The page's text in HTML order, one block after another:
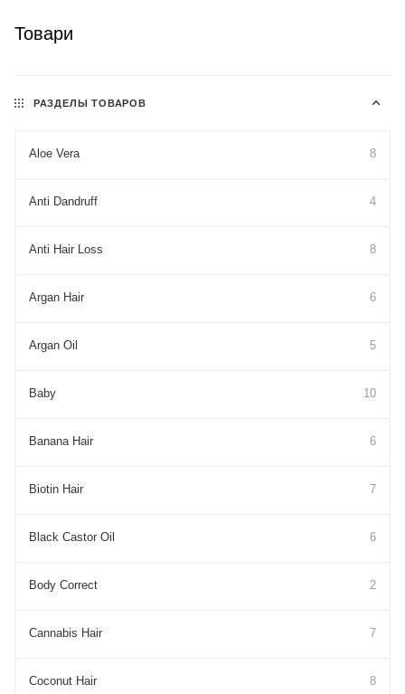
Товари
РАЗДЕЛЫ ТОВАРОВ
Aloe Vera 8
Anti Dandruff 4
Anti Hair Loss 8
Argan Hair 6
Argan Oil 5
Baby 10
Banana Hair 6
Biotin Hair 7
Black Castor Oil 6
Body Correct 2
Cannabis Hair 7
Coconut Hair 8